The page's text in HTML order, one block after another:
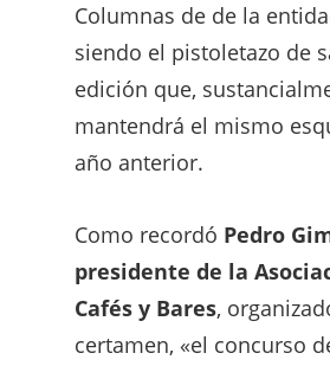
Columnas de de la
siendo el pistoletazo de
edición que,
mantendrá el mismo
año anterior.
Como recordó Pedro
presidente de la
Cafés y Bares,
certamen, «el concurso